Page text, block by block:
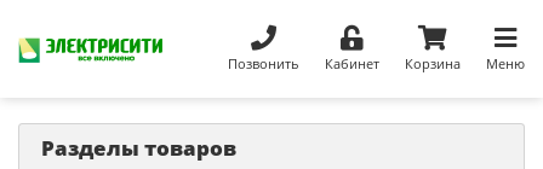
Позвонить Кабинет Корзина Меню
Разделы товаров